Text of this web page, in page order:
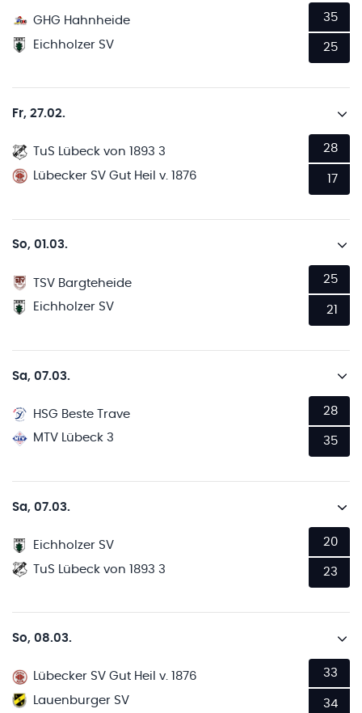
GHG Hahnheide
Eichholzer SV
35
25
Fr, 27.02.
TuS Lübeck von 1893 3
Lübecker SV Gut Heil v. 1876
28
17
So, 01.03.
TSV Bargteheide
Eichholzer SV
25
21
Sa, 07.03.
HSG Beste Trave
MTV Lübeck 3
28
35
Sa, 07.03.
Eichholzer SV
TuS Lübeck von 1893 3
20
23
So, 08.03.
Lübecker SV Gut Heil v. 1876
Lauenburger SV
33
34